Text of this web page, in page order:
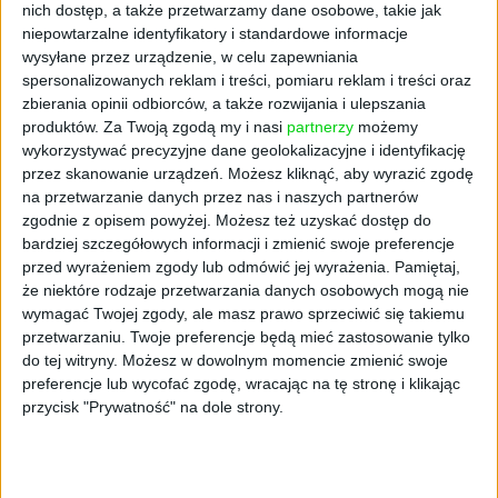
nich dostęp, a także przetwarzamy dane osobowe, takie jak
niepowtarzalne identyfikatory i standardowe informacje
wysyłane przez urządzenie, w celu zapewniania
spersonalizowanych reklam i treści, pomiaru reklam i treści oraz
zbierania opinii odbiorców, a także rozwijania i ulepszania
produktów. Za Twoją zgodą my i nasi partnerzy możemy
wykorzystywać precyzyjne dane geolokalizacyjne i identyfikację
przez skanowanie urządzeń. Możesz kliknąć, aby wyrazić zgodę
na przetwarzanie danych przez nas i naszych partnerów
zgodnie z opisem powyżej. Możesz też uzyskać dostęp do
bardziej szczegółowych informacji i zmienić swoje preferencje
przed wyrażeniem zgody lub odmówić jej wyrażenia.
Pamiętaj,
że niektóre rodzaje przetwarzania danych osobowych mogą nie
wymagać Twojej zgody, ale masz prawo sprzeciwić się takiemu
przetwarzaniu. Twoje preferencje będą mieć zastosowanie tylko
do tej witryny. Możesz w dowolnym momencie zmienić swoje
preferencje lub wycofać zgodę, wracając na tę stronę i klikając
przycisk "Prywatność" na dole strony.
płatnicznych”, a obrót bezgotówkowy staje
się coraz powszechniejszy także w gminach
wiejskich i mniejszych miejscowościach.
SoftPOS – rozwiązanie na
nowe czasy
Zachodzące przemiany musi zauważyć biznes.
Przedsiębiorcy, z którymi rozmawiamy na
łamach „My Company Polska” podkreślają, że
innowacyjne podejście do płatności stało się
koniecznością, a posiadanie terminala
płatniczego może stanowić o przewadze
konkurencyjnej małych i średnich
przedsiębiorstw, takich jak chociażby salony